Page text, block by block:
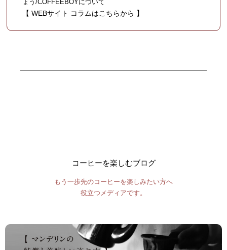
ょう/COFFEEBOYについて
【 WEBサイト コラムはこちらから 】
コーヒーを楽しむブログ
もう一歩先のコーヒーを楽しみたい方へ
役立つメディアです。